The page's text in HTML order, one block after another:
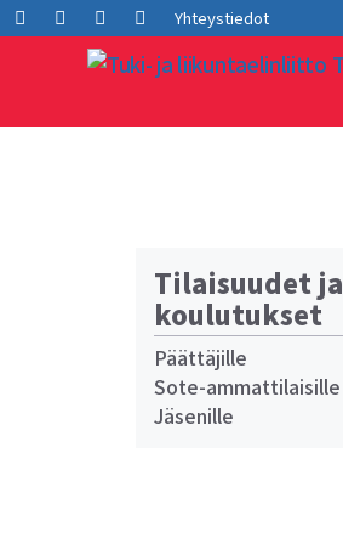
Siirry
sisältöön
FacebookLInkedInInstagramYoutube
Yhteystiedot
Tilaisuudet ja
koulutukset
Päättäjille
Sote-ammattilaisille
Jäsenille